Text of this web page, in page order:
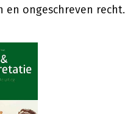
en ongeschreven recht.